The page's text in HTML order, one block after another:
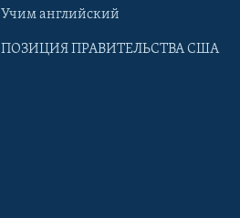
Учим английский
ПОЗИЦИЯ ПРАВИТЕЛЬСТВА США